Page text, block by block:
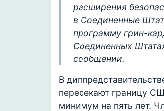
расширения
в Соединенные
программу грин-
Соединенных
сообщении.
В
пересекают границу
минимум на пять лет.